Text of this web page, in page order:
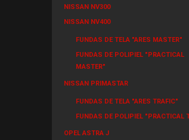
NISSAN NV300
NISSAN NV400
FUNDAS DE TELA "ARES MASTER"
FUNDAS DE POLIPIEL "PRACTICAL
MASTER"
NISSAN PRIMASTAR
FUNDAS DE TELA "ARES TRAFIC"
FUNDAS DE POLIPIEL "PRACTICAL
OPEL ASTRA J